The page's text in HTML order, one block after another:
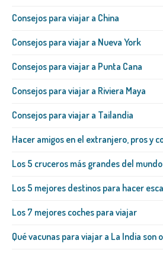
Consejos para viajar a China
Consejos para viajar a Nueva York
Consejos para viajar a Punta Cana
Consejos para viajar a Riviera Maya
Consejos para viajar a Tailandia
Hacer amigos en el extranjero, pros y
Los 5 cruceros más grandes del mundo
Los 5 mejores destinos para hacer
Los 7 mejores coches para viajar
Qué vacunas para viajar a La India son